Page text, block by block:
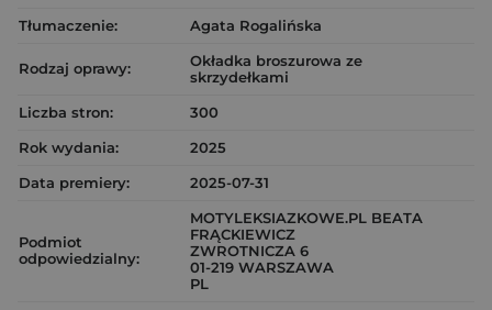
Tłumaczenie:
Agata Rogalińska
Rodzaj oprawy:
Okładka broszurowa ze
skrzydełkami
Liczba stron:
300
Rok wydania:
2025
Data premiery:
2025-07-31
Podmiot
odpowiedzialny:
MOTYLEKSIAZKOWE.PL BEATA
FRĄCKIEWICZ
ZWROTNICZA 6
01-219 WARSZAWA
PL